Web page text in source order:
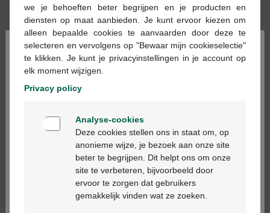
Bestellen
alleen in apotheken en op basis van een
medisch voorschrift worden verstrekt.
Productbeschrijving
×
Bienvenue
Ga verder in het nederlands
Continuez en français
we je behoeften beter begrijpen en je producten en
diensten op maat aanbieden. Je kunt ervoor kiezen om
alleen bepaalde cookies te aanvaarden door deze te
selecteren en vervolgens op "Bewaar mijn cookieselectie"
te klikken. Je kunt je privacyinstellingen in je account op
elk moment wijzigen.
Privacy policy
Analyse-cookies
Deze cookies stellen ons in staat om, op
anonieme wijze, je bezoek aan onze site
beter te begrijpen. Dit helpt ons om onze
site te verbeteren, bijvoorbeeld door
ervoor te zorgen dat gebruikers
gemakkelijk vinden wat ze zoeken.